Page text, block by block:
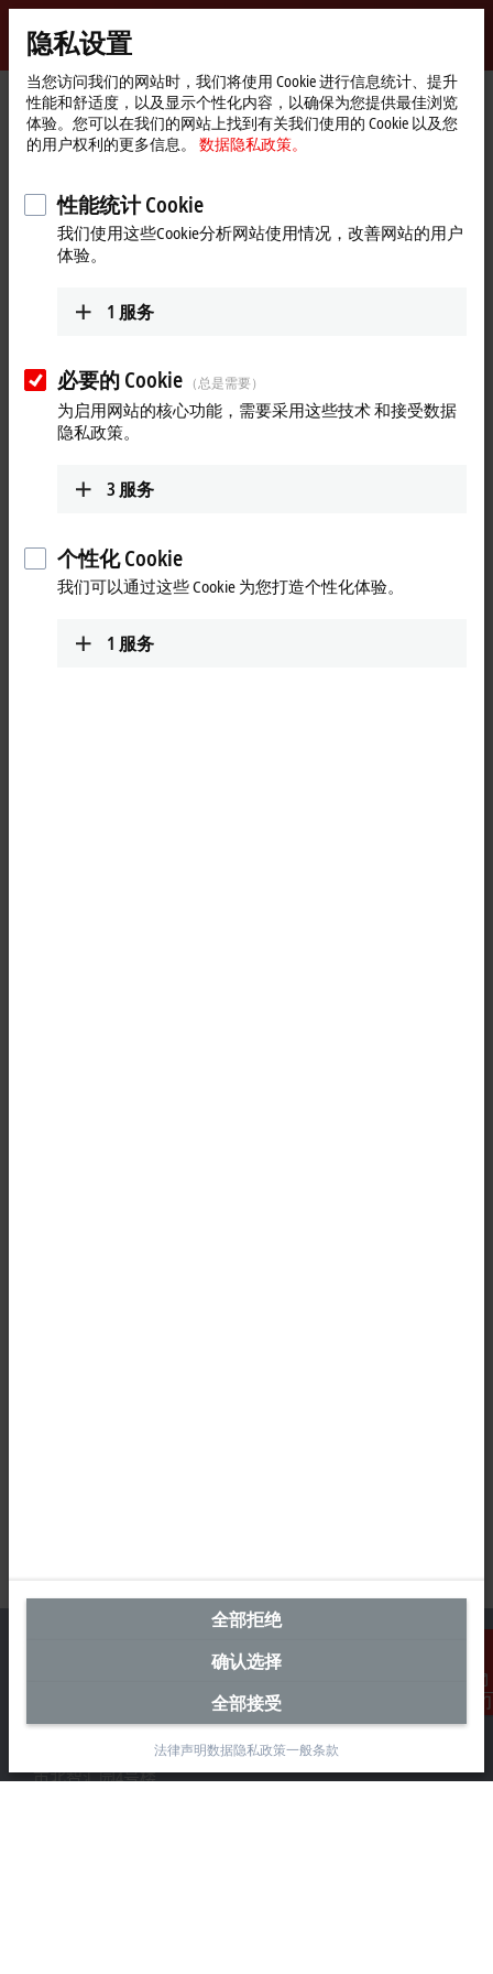
Beckhoff
-
自
动
化
技
术
Start
page
公司简介
最新资讯
精度赋能——倍福技术驱动 Pattyn RAZIM-51 设备
联系我们
Video
2026年7月1日
精度赋能——倍福技术驱动 Pattyn
该设备专为油脂加工行业以及烘焙行业的拾放工序而设计，这
类应用对包装袋定位精度要求极高。得益于倍福先进的基于 PC
的控制技术与伺服运动控制方案，创新型 RAZIM-51 设备性能表
选用 RAZIM-51 设备，用户可获得以下优势：
灵活设计，适配多种箱体与板条箱尺寸
单台设备可兼容多种占地面积和箱体高度
无论是油脂类液体、可可脂或翻糖等易结晶产品，还是需要单
毕孚自动化设备贸易(上海)有限公司
市北智汇园4号楼
隐私设置
当您访问我们的网站时，我们将使用 Cookie 进行信息统计、提升
性能和舒适度，以及显示个性化内容，以确保为您提供最佳浏览
体验。您可以在我们的网站上找到有关我们使用的 Cookie 以及您
的用户权利的更多信息。
数据隐私政策。
性能统计 Cookie
我们使用这些Cookie分析网站使用情况，改善网站的用户
体验。
1 服务
必要的 Cookie （总是需要）
为启用网站的核心功能，需要采用这些技术 和接受数据
隐私政策。
3 服务
个性化 Cookie
我们可以通过这些 Cookie 为您打造个性化体验。
1 服务
全部拒绝
确认选择
全部接受
法律声明数据隐私政策一般条款